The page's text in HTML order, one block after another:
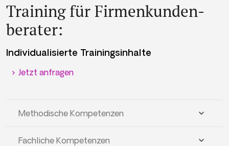
Training für Firmenkunden­
berater:
Individualisierte Trainingsinhalte
Jetzt anfragen
Methodische Kompetenzen
Fachliche Kompetenzen